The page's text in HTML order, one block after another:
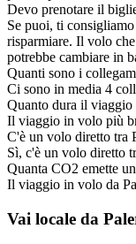
Devo prenotare il
Se puoi, ti
risparmiare. Il volo
potrebbe cambiare in
Quanti sono i
Ci sono in media 4
Quanto dura il
Il viaggio in volo più
C'è un volo diretto tra
Sì, c'è un volo diretto
Quanta CO2 emette
Il viaggio in volo da
Vai locale da